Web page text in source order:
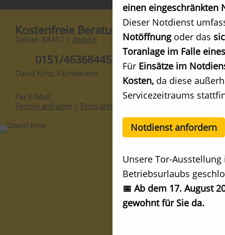
Kostenfreie Beratung
Gebiet: 88457 | ändern
0151/46368445
David Krist, Fachberater
Per E-Mail:
Termin anfragen | Preis anfragen
einen eingeschränkten
Dieser Notdienst
Notöffnung oder das
Toranlage im Falle
Für Einsätze im
Kosten, da diese
Servicezeitraums
Notdienst anfordern
Unsere Tor-
Betriebsurlaubs
📅 Ab dem 17. August
gewohnt für Sie da.